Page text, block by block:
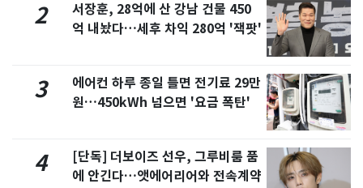
2
서장훈, 28억에 산 강남 건물 450
억 내놨다…세후 차익 280억 '잭팟'
3
에어컨 하루 종일 틀면 전기료 29만
원…450kWh 넘으면 '요금 폭탄'
4
[단독] 더보이즈 선우, 그루비룸 품
에 안긴다…앳에어리어와 전속계약